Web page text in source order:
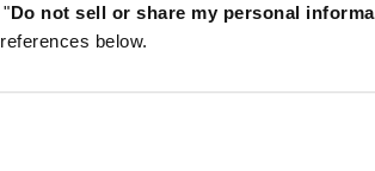
Do not sell or share my personal
below.
часов оснащен пружиной баланса
материал этой детали был
устойчивости к воздействию
важная деталь вносит долгосрочный
помехоустойчивость и точность хода